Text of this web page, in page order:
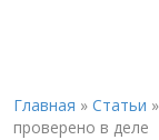
Главная » Статьи »
проверено в деле